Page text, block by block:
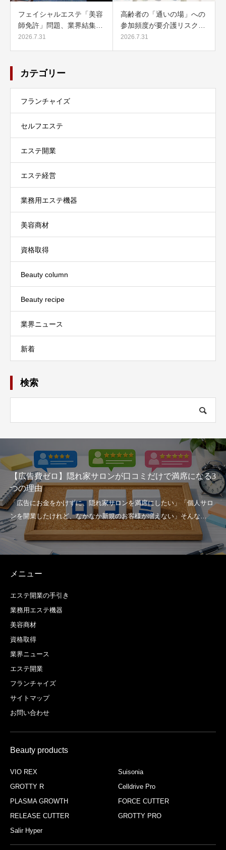
フェイシャルエステ「美容
師免許」問題、業界結集…
2026.7.31
高齢者の「通いの場」への
参加頻度が要介護リスク…
2026.7.31
カテゴリー
フランチャイズ
セルフエステ
エステ開業
エステ経営
業務用エステ機器
美容商材
資格取得
Beauty column
Beauty recipe
業界ニュース
新着
検索
【広告費ゼロ】隠れ家サロンが口コミだけで満席になる3
つの理由
メニュー
エステ開業の手引き
業務用エステ機器
美容商材
資格取得
業界ニュース
エステ開業
フランチャイズ
サイトマップ
お問い合わせ
Beauty products
VIO REX
Suisonia
GROTTY R
Celldrive Pro
PLASMA GROWTH
FORCE CUTTER
RELEASE CUTTER
GROTTY PRO
Salir Hyper